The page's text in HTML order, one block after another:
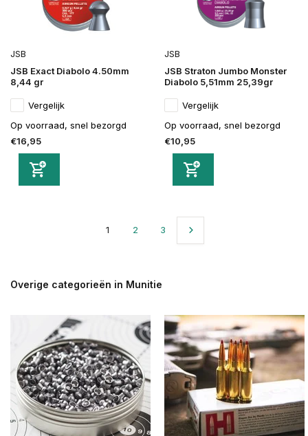
JSB
JSB Exact Diabolo 4.50mm
8,44 gr
Vergelijk
Op voorraad, snel bezorgd
€16,95
JSB
JSB Straton Jumbo Monster
Diabolo 5,51mm 25,39gr
Vergelijk
Op voorraad, snel bezorgd
€10,95
1 2 3
Overige categorieën in Munitie